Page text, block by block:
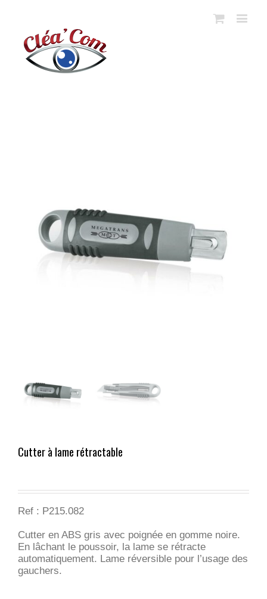
Cutter à lame rétractable
Ref : P215.082
Cutter en ABS gris avec poignée en gomme noire.
En lâchant le poussoir, la lame se rétracte
automatiquement. Lame réversible pour l’usage des
gauchers.